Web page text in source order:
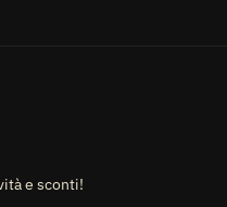
e sconti!